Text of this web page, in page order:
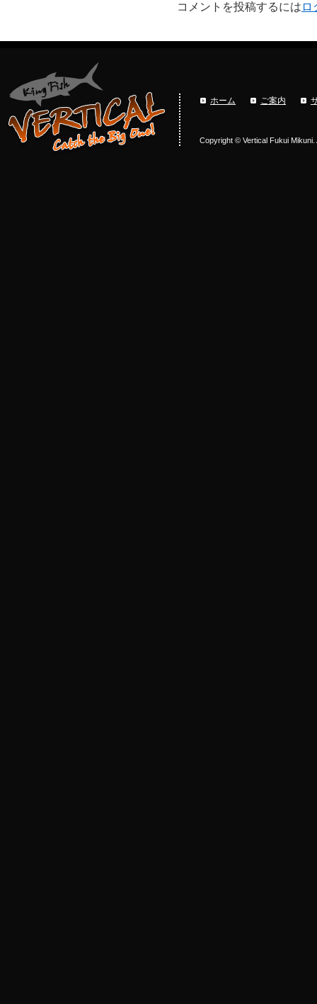
コメントを投稿するには ロ
ホーム ご案内
Copyright © Vertical Fukui